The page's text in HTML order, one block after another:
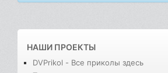
НАШИ ПРОЕКТЫ
DVPrikol - Все приколы здесь